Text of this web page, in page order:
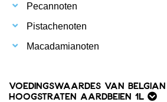
Pecannoten
Pistachenoten
Macadamianoten
Voedingswaardes van
Hoogstraten Aardbeien 1L